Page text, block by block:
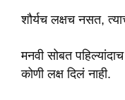
शौर्यच लक्षच नसत,
मनवी सोबत
कोणी लक्ष दिलं नाही.